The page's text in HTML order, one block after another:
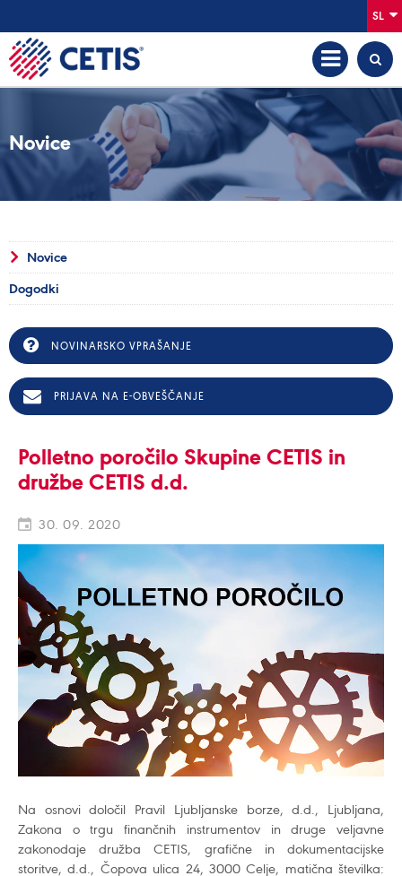
SL
Novice
Novice
Dogodki
NOVINARSKO VPRAŠANJE
PRIJAVA NA E-OBVEŠČANJE
Polletno poročilo Skupine CETIS in
družbe CETIS d.d.
30. 09. 2020
Na osnovi določil Pravil Ljubljanske borze, d.d., Ljubljana,
Zakona o trgu finančnih instrumentov in druge veljavne
zakonodaje družba CETIS, grafične in dokumentacijske
storitve, d.d., Čopova ulica 24, 3000 Celje, matična številka: